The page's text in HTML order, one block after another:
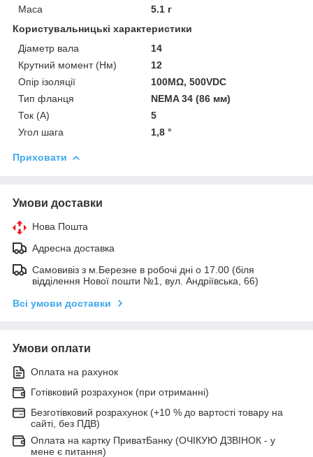
Маса
5.1 г
Користувальницькі характеристики
Діаметр вала
14
Крутний момент (Нм)
12
Опір ізоляції
100MΩ, 500VDC
Тип фланця
NEMA 34 (86 мм)
Ток (A)
5
Угол шага
1,8 °
Приховати
Умови доставки
Нова Пошта
Адресна доставка
Самовивіз з м.Березне в робочі дні о 17.00 (біля
відділення Нової пошти №1, вул. Андріївська, 66)
Всі умови доставки
Умови оплати
Оплата на рахунок
Готівковий розрахунок (при отриманні)
Безготівковий розрахунок (+10 % до вартості товару на
сайті, без ПДВ)
Оплата на картку ПриватБанку (ОЧІКУЮ ДЗВІНОК - у
мене є питання)